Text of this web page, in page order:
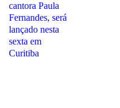
cantora Paula
Fernandes, será
lançado nesta
sexta em
Curitiba